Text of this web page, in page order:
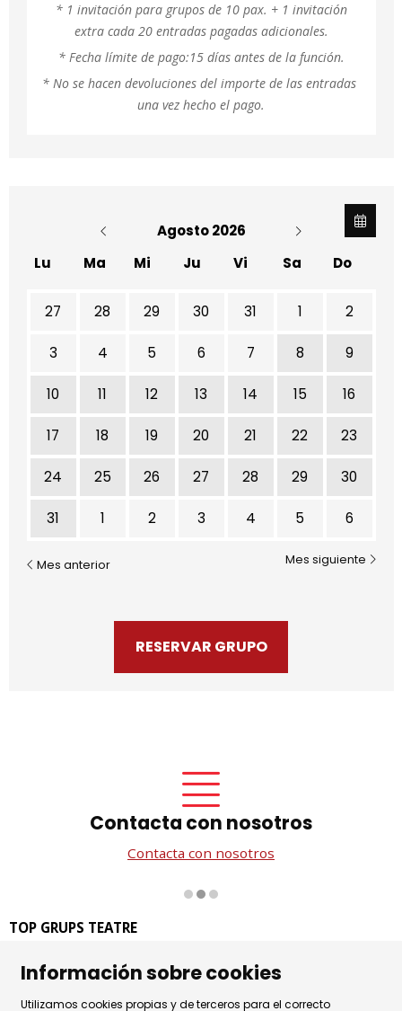
* 1 invitación para grupos de 10 pax. + 1 invitación
extra cada 20 entradas pagadas adicionales.
* Fecha límite de pago:15 días antes de la función.
* No se hacen devoluciones del importe de las entradas
una vez hecho el pago.
Agosto 2026
Lu
Ma Mi Ju Vi Sa Do
No hay ninguna actividad este mes
27 28 29 30 31 1 2
3 4 5 6 7 8 9
10 11 12 13 14 15 16
17 18 19 20 21 22 23
24 25 26 27 28 29 30
31 1 2 3 4 5 6
Mes anterior Mes siguiente
RESERVAR GRUPO
Contacta con nosotros
Contacta con nosotros
TOP GRUPS TEATRE
08002 Barcelona
Tel. 93 441 39 79
Información sobre cookies
Utilizamos cookies propias y de terceros para el correcto